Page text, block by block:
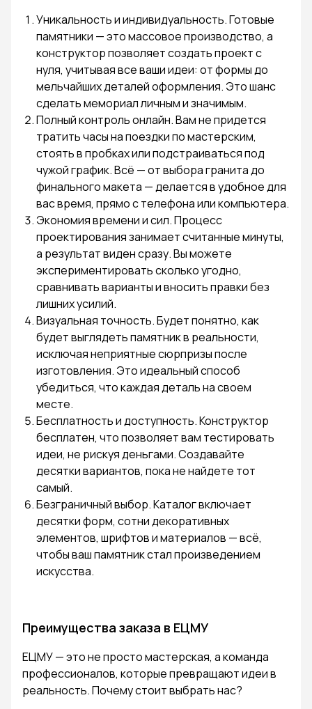
Уникальность и индивидуальность. Готовые
памятники — это массовое производство, а
конструктор позволяет создать проект с
нуля, учитывая все ваши идеи: от формы до
мельчайших деталей оформления. Это шанс
сделать мемориал личным и значимым.
Полный контроль онлайн. Вам не придется
тратить часы на поездки по мастерским,
стоять в пробках или подстраиваться под
чужой график. Всё — от выбора гранита до
финального макета — делается в удобное для
вас время, прямо с телефона или компьютера.
Экономия времени и сил. Процесс
проектирования занимает считанные минуты,
а результат виден сразу. Вы можете
экспериментировать сколько угодно,
сравнивать варианты и вносить правки без
лишних усилий.
Визуальная точность. Будет понятно, как
будет выглядеть памятник в реальности,
исключая неприятные сюрпризы после
изготовления. Это идеальный способ
убедиться, что каждая деталь на своем
месте.
Бесплатность и доступность. Конструктор
бесплатен, что позволяет вам тестировать
идеи, не рискуя деньгами. Создавайте
десятки вариантов, пока не найдете тот
самый.
Безграничный выбор. Каталог включает
десятки форм, сотни декоративных
элементов, шрифтов и материалов — всё,
чтобы ваш памятник стал произведением
искусства.
Преимущества заказа в ЕЦМУ
ЕЦМУ — это не просто мастерская, а команда
профессионалов, которые превращают идеи в
реальность. Почему стоит выбрать нас?